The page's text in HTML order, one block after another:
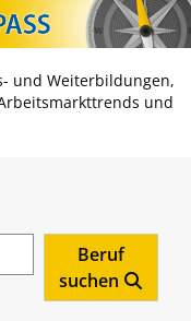
Inhalt springen
Navmenü springen
Suche springen
Footer springen
und Weiterbildungen,
und
Beruf
suchen